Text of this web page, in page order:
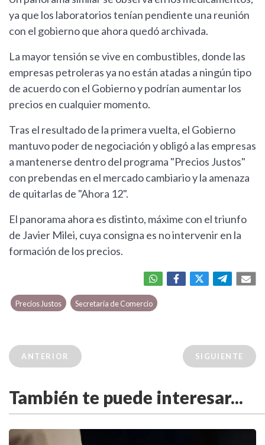
ya que los laboratorios tenían pendiente una reunión
con el gobierno que ahora quedó archivada.
La mayor tensión se vive en combustibles, donde las
empresas petroleras ya no están atadas a ningún tipo
de acuerdo con el Gobierno y podrían aumentar los
precios en cualquier momento.
Tras el resultado de la primera vuelta, el Gobierno
mantuvo poder de negociación y obligó a las empresas
a mantenerse dentro del programa "Precios Justos"
con prebendas en el mercado cambiario y la amenaza
de quitarlas de "Ahora 12".
El panorama ahora es distinto, máxime con el triunfo
de Javier Milei, cuya consigna es no intervenir en la
formación de los precios.
Precios Justos Secretaría de Comercio
ANTERIOR SIGUIENTE
También te puede interesar...